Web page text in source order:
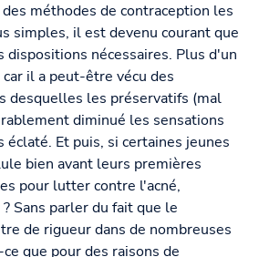
méthodes de contraception les
simples, il est devenu courant que
dispositions nécessaires. Plus d'un
il a peut-être vécu des
desquelles les préservatifs (mal
diminué les sensations
éclaté. Et puis, si certaines jeunes
bien avant leurs premières
pour lutter contre l'acné,
Sans parler du fait que le
de rigueur dans de nombreuses
que pour des raisons de